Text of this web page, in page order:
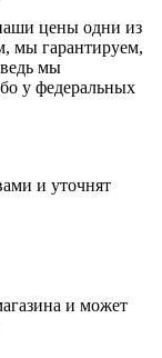
цены одни из
мы гарантируем,
мы
у федеральных
и уточнят
и может